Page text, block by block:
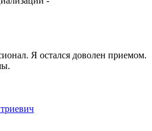
Я остался доволен приемом.